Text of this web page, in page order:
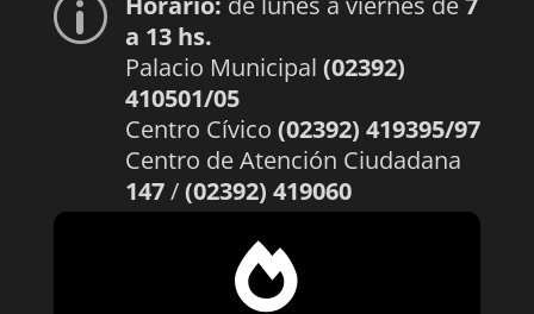
p a 13 hs.
Palacio Municipal (02392)
410501/05
Centro Cívico (02392) 419395/97
Centro de Atención Ciudadana
147/(02392) 419060
